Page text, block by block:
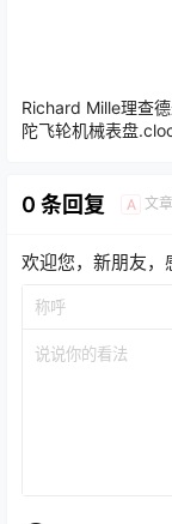
Richard Mille理查
陀飞轮机械表盘
0 条回复 A 文
欢迎您，新朋友，